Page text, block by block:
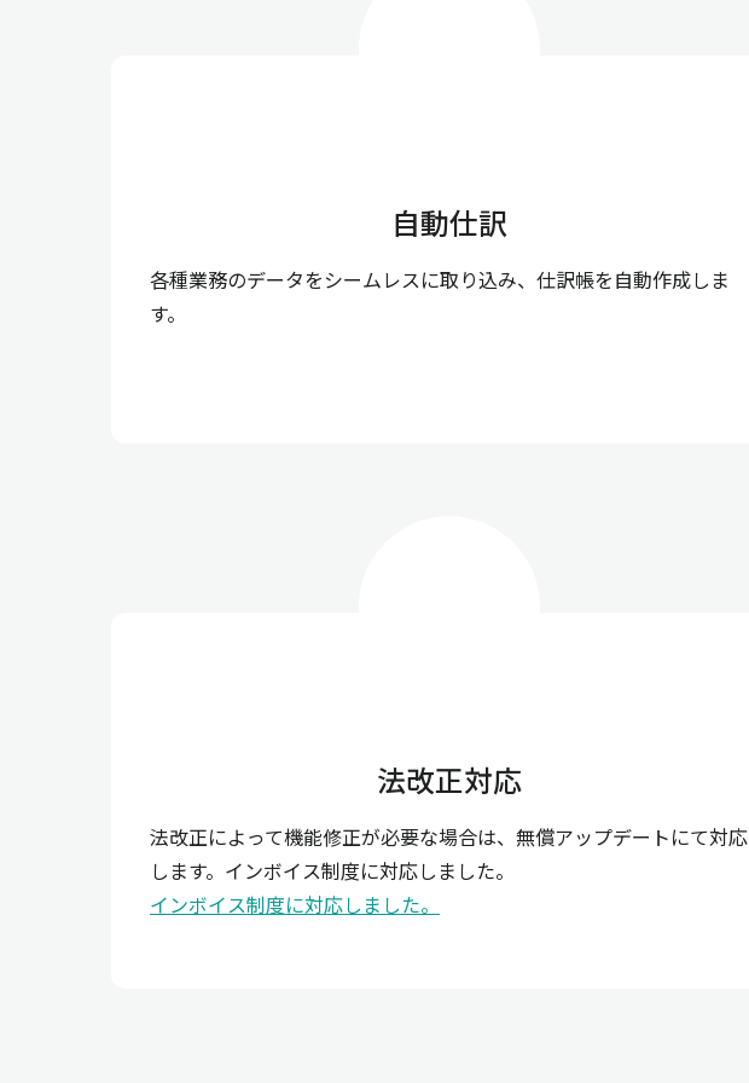
自動仕訳
各種業務のデータをシームレスに取り込み、仕訳帳を自動作成しま
す。
法改正対応
法改正によって機能修正が必要な場合は、無償アップデートにて対応
します。インボイス制度に対応しました。
インボイス制度に対応しました。